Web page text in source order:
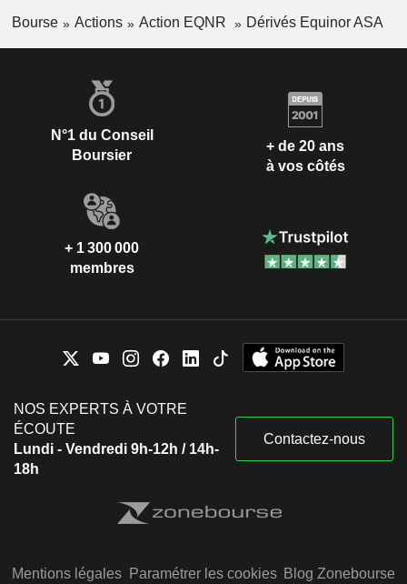
Bourse Actions Action EQNR Dérivés Equinor ASA
N°1 du Conseil
Boursier
+ de 20 ans
à vos côtés
+ 1 300 000
membres
NOS EXPERTS À VOTRE
ÉCOUTE
Lundi - Vendredi 9h-12h / 14h-
18h
Contactez-nous
Mentions légales Paramétrer les cookies Blog Zonebourse